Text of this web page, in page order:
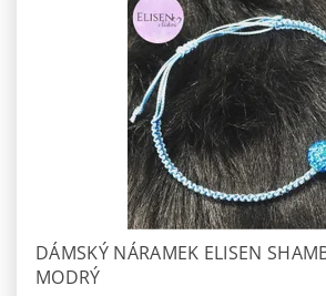
DÁMSKÝ NÁRAMEK ELISEN
MODRÝ